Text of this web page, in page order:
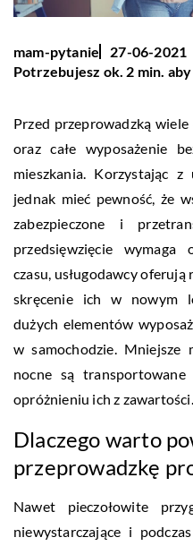
mam-pytanie
27-06-2021
Potrzebujesz ok. 2 min.
Przed przeprowadzką
oraz całe wyposażenie
mieszkania. Korzystając
jednak mieć pewność, że
zabezpieczone i
przedsięwzięcie
czasu, usługodawcy
skręcenie ich w nowym
dużych elementów
w samochodzie. Mniejsze
nocne są transportowane
opróżnieniu ich z zawartości.
Dlaczego warto
przeprowadzkę
Nawet pieczołowite
niewystarczające i